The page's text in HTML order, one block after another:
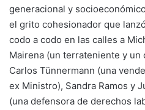
generacional y
el grito cohesionador que
codo a codo en las calles a
Mairena (un terrateniente y un
Carlos Tünnermann (una
ex Ministro), Sandra Ramos y
(una defensora de derechos